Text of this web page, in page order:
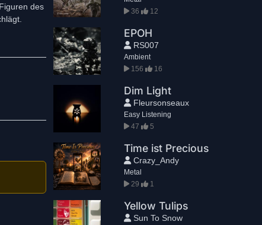
des
36
12
EPOH
RS007
Ambient
156
16
Dim Light
Fleursonseaux
Easy Listening
47
5
Time ist Precious
Crazy_Andy
Metal
29
1
Yellow Tulips
Sun To Snow